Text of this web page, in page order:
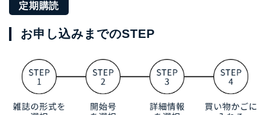
定期購読
お申し込みまでのSTEP